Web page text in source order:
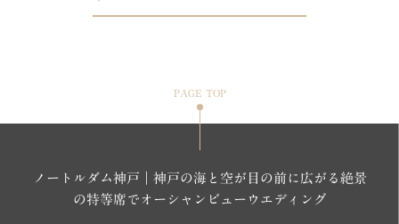
PAGE TOP
ノートルダム神戸｜神戸の海と空が目の前に広がる絶景
の特等席でオーシャンビューウエディング